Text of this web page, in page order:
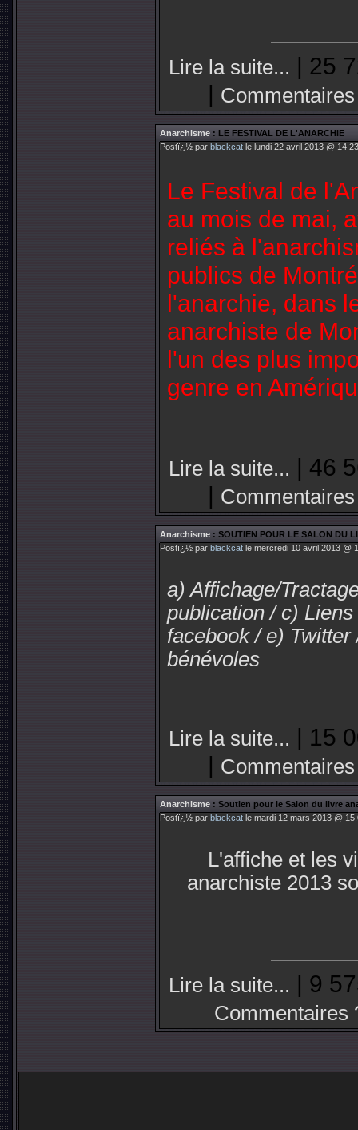
Lire la suite... | 25
|
Anarchisme : LE FESTIVAL DE L'ANARCHIE
Postï¿½ par blackcat le lundi 22 avril 2013 @
Le Festival de
au mois de mai,
reliés à
publics de
l'anarchie, dans
anarchiste de
l'un des plus
genre en
Lire la suite... | 46
|
Anarchisme : SOUTIEN POUR LE SALON DU
Postï¿½ par blackcat le mercredi 10 avril 2013 @
a) Affichage/
publication / c)
facebook / e)
bénévoles
Lire la suite... | 15
|
Anarchisme : Soutien pour le Salon du livre
Postï¿½ par blackcat le mardi 12 mars 2013 @
L'affiche et les
anarchiste 2013
Lire la suite... | 9
Commentaires